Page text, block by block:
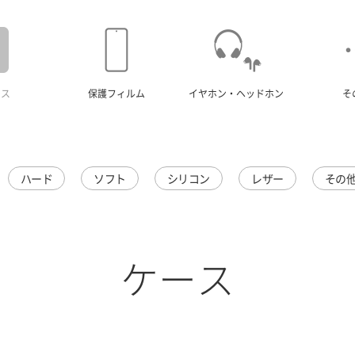
保護フィルム イヤホン・ヘッドホン そ
ハード ソフト シリコン レザー その
ケース